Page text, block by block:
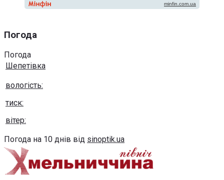
Погода
Погода
Шепетівка
вологість:
тиск:
вітер:
Погода на 10 днів від sinoptik.ua